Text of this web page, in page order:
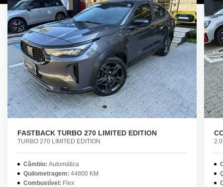
FASTBACK TURBO 270 LIMITED EDITION
TURBO 270 LIMITED EDITION
Câmbio: Automática
Quilometragem: 44800 KM
Combustível: Flex